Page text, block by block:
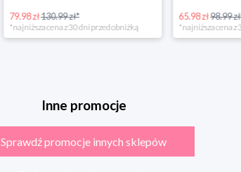
79.98 zł130.99 zł*
*najniższa cena z 30 dni przed obniżką
65.98 zł98.99 zł*
*najniższa cena z
Inne promocje
Sprawdź promocje innych sklepów